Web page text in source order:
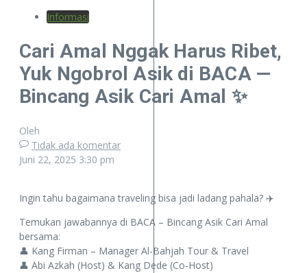
Informasi
Cari Amal Nggak Harus Ribet,
Yuk Ngobrol Asik di BACA —
Bincang Asik Cari Amal ✨
Oleh
Tidak ada komentar
Juni 22, 2025 3:30 pm
Ingin tahu bagaimana traveling bisa jadi ladang pahala? ✈️
Temukan jawabannya di BACA – Bincang Asik Cari Amal
bersama:
👤 Kang Firman – Manager Al-Bahjah Tour & Travel
👤 Abi Azkah (Host) & Kang Dede (Co-Host)